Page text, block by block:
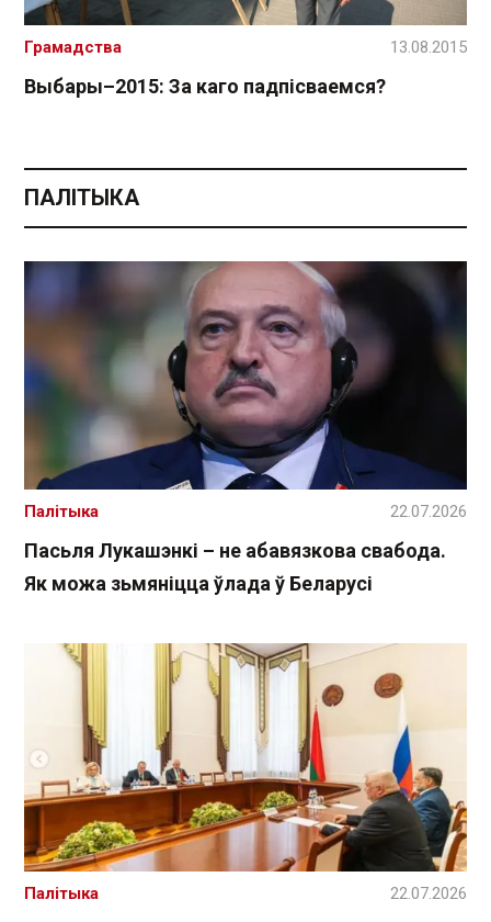
Выбары–2015: За каго падпісваемся?
Грамадства 13.08.2015
ПАЛІТЫКА
Пасьля Лукашэнкі – не абавязкова свабода.
Як можа зьмяніцца ўлада ў Беларусі
Палітыка 22.07.2026
Палітыка 22.07.2026